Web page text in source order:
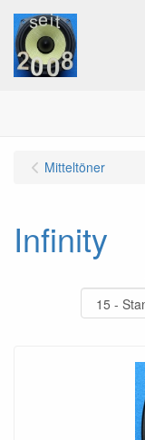
Mitteltöner
Infinity